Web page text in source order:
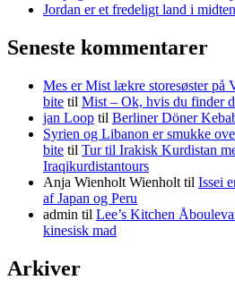
Jordan er et fredeligt land i
Seneste kommentarer
Mes er Mist lækre storesøster på
bite til Mist – Ok, hvis du finder
jan Loop til Berliner Döner
Syrien og Libanon er smukke
bite til Tur til Irakisk Kurdistan
Iraqikurdistantours
Anja Wienholt Wienholt til Issei
af Japan og Peru
admin til Lee’s Kitchen
kinesisk mad
Arkiver